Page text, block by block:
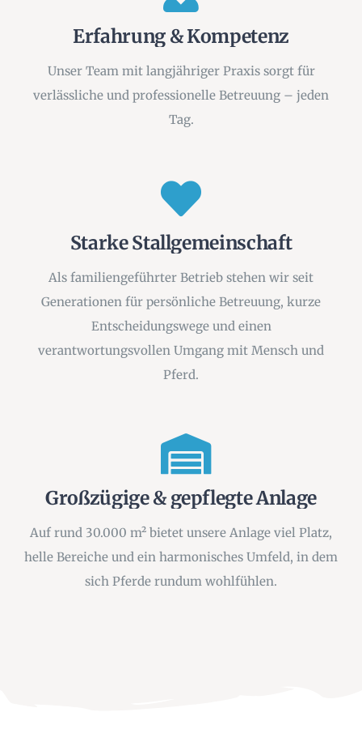
Erfahrung & Kompetenz
Unser Team mit langjähriger Praxis sorgt für
verlässliche und professionelle Betreuung – jeden
Tag.
Starke Stallgemeinschaft
Als familiengeführter Betrieb stehen wir seit
Generationen für persönliche Betreuung, kurze
Entscheidungswege und einen
verantwortungsvollen Umgang mit Mensch und
Pferd.
Großzügige & gepflegte Anlage
Auf rund 30.000 m² bietet unsere Anlage viel Platz,
helle Bereiche und ein harmonisches Umfeld, in dem
sich Pferde rundum wohlfühlen.